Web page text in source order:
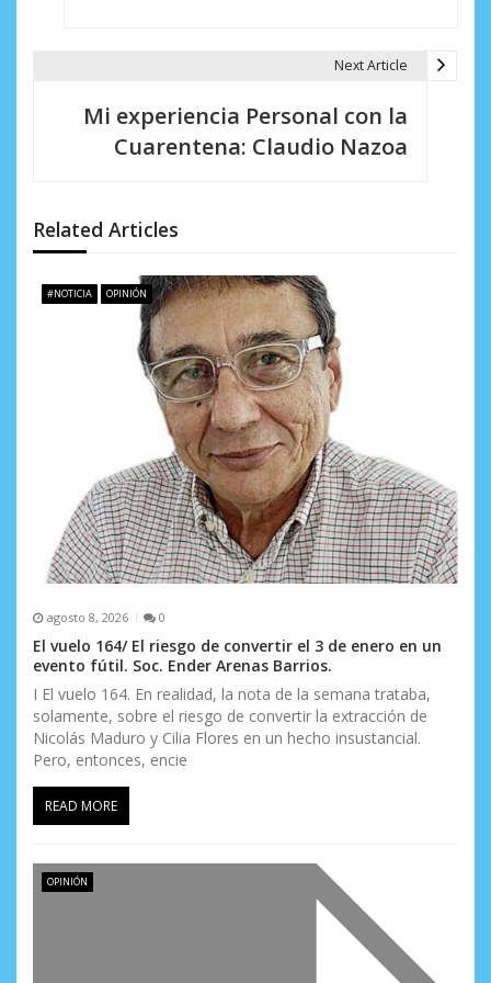
d
e
Next Article
Mi experiencia Personal con la
Cuarentena: Claudio Nazoa
Related Articles
#NOTICIA OPINIÓN
agosto 8, 2026 0
El vuelo 164/ El riesgo de convertir el 3 de enero en un
evento fútil. Soc. Ender Arenas Barrios.
I El vuelo 164. En realidad, la nota de la semana trataba,
solamente, sobre el riesgo de convertir la extracción de
Nicolás Maduro y Cilia Flores en un hecho insustancial.
Pero, entonces, encie
READ MORE
OPINIÓN